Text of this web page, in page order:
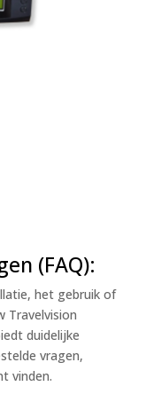
(FAQ):
het gebruik of
Travelvision
duidelijke
vragen,
vinden.